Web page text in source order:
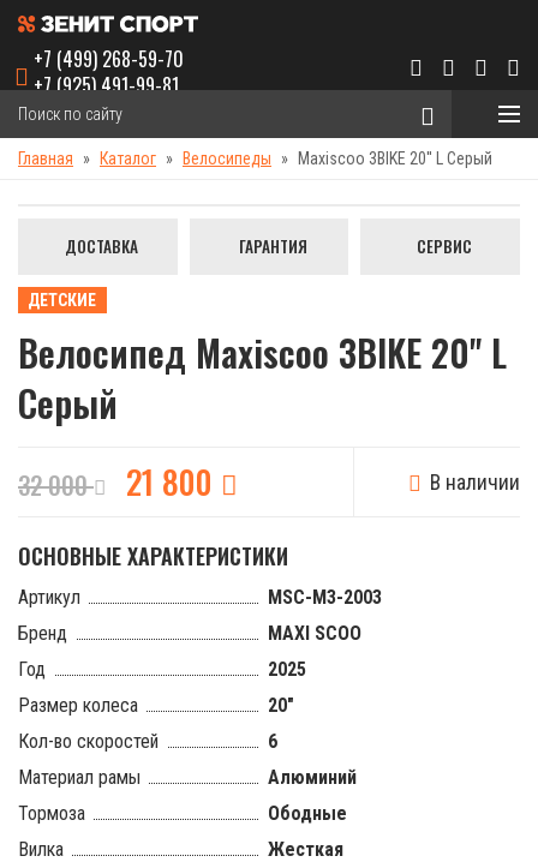
+7 (499) 268-59-70
+7 (925) 491-99-81
Главная Каталог Велосипеды Maxiscoo 3BIKE 20'' L Серый
ДОСТАВКА ГАРАНТИЯ СЕРВИС
ДЕТСКИЕ
Велосипед Maxiscoo 3BIKE 20'' L
Серый
32 000 21 800 В наличии
ОСНОВНЫЕ ХАРАКТЕРИСТИКИ
Артикул
MSC-M3-2003
Бренд
MAXI SCOO
Год
2025
Размер колеса
20"
Кол-во скоростей
6
Материал рамы
Алюминий
Тормоза
Ободные
Вилка
Жесткая